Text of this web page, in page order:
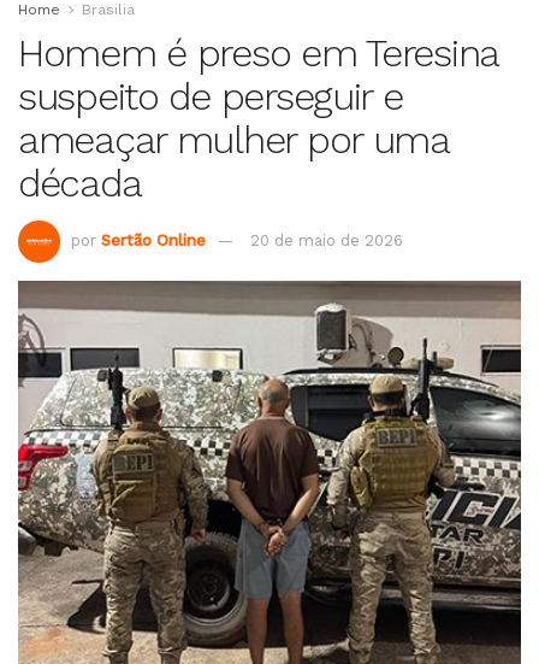
Home Brasilia
Homem é preso em Teresina
suspeito de perseguir e
ameaçar mulher por uma
década
por Sertão Online 20 de maio de 2026